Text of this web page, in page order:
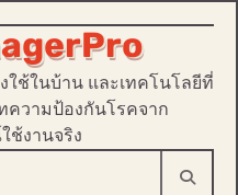
ช้ในบ้าน และเทคโนโลยีที่
วามป้องกันโรคจาก
ช้งานจริง